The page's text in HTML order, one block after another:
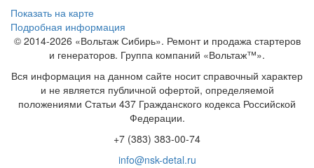
Показать на карте
Подробная информация
© 2014-2026 «Вольтаж Сибирь». Ремонт и продажа стартеров
и генераторов. Группа компаний «Вольтаж™».
Вся информация на данном сайте носит справочный характер
и не является публичной офертой, определяемой
положениями Статьи 437 Гражданского кодекса Российской
Федерации.
+7 (383) 383-00-74
info@nsk-detal.ru